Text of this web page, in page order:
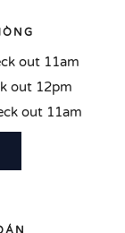
out 11am
out 12pm
out 11am